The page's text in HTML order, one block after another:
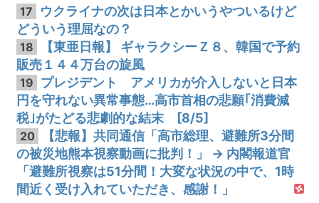
17
ウクライナの次は日本とかいうやついるけど
どういう理屈なの？
18
【東亜日報】 ギャラクシーＺ８、韓国で予約
販売１４４万台の旋風
19 プレジデント アメリカが介入しないと日本
円を守れない異常事態…高市首相の悲願｢消費減
税｣がたどる悲劇的な結末 [8/5]
20
【悲報】共同通信「高市総理、避難所3分間
の被災地熊本視察動画に批判！」 → 内閣報道官
「避難所視察は51分間！大変な状況の中で、1時
間近く受け入れていただき、感謝！」